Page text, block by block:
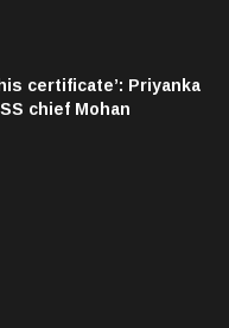
certificate’: Priyanka
chief Mohan